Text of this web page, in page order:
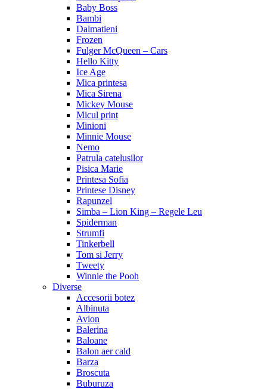
Baby Boss
Bambi
Dalmatieni
Frozen
Fulger McQueen – Cars
Hello Kitty
Ice Age
Mica printesa
Mica Sirena
Mickey Mouse
Micul print
Minioni
Minnie Mouse
Nemo
Patrula catelusilor
Pisica Marie
Printesa Sofia
Printese Disney
Rapunzel
Simba – Lion King – Regele Leu
Spiderman
Strumfi
Tinkerbell
Tom si Jerry
Tweety
Winnie the Pooh
Diverse
Accesorii botez
Albinuta
Avion
Balerina
Baloane
Balon aer cald
Barza
Broscuta
Buburuza